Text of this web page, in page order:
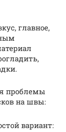
главное,
проблемы
на швы:
вариант: